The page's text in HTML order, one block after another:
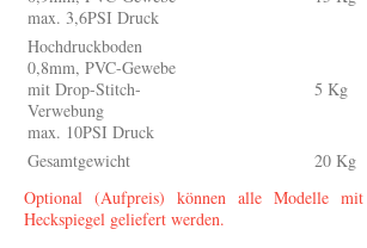
max. 3,6PSI Druck
Hochdruckboden
0,8mm, PVC-Gewebe
mit Drop-Stitch-
Verwebung
max. 10PSI Druck
5 Kg
Gesamtgewicht 20 Kg
Optional (Aufpreis) können alle Modelle
Heckspiegel geliefert werden.